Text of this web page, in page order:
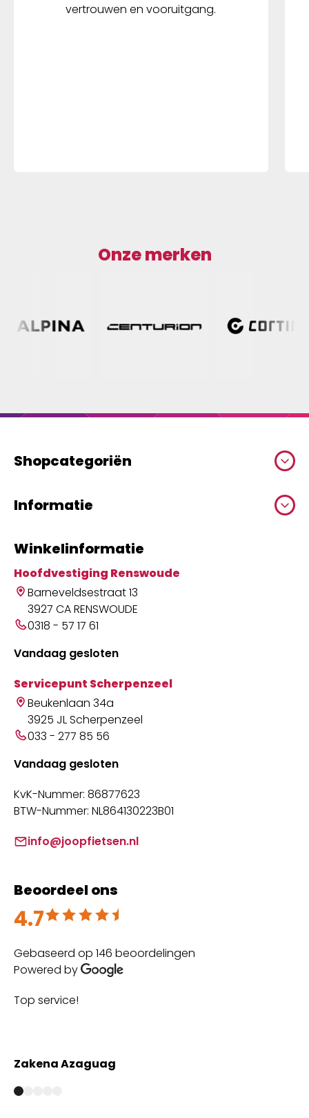
vertrouwen en vooruitgang.
Onze merken
Shopcategoriën
Informatie
Winkelinformatie
Hoofdvestiging Renswoude
Barneveldsestraat 13
3927 CA RENSWOUDE
0318 - 57 17 61
Vandaag gesloten
Servicepunt Scherpenzeel
Beukenlaan 34a
3925 JL Scherpenzeel
033 - 277 85 56
Vandaag gesloten
KvK-Nummer: 86877623
BTW-Nummer: NL864130223B01
info@joopfietsen.nl
Beoordeel ons
4.7
Beoordeeld met 4.7 uit 5
Gebaseerd op 146 beoordelingen
Powered by
Top service!
Zakena Azaguag